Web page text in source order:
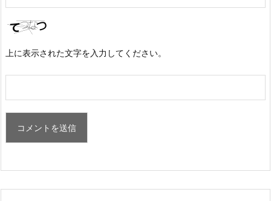
上に表示された文字を入力してください。